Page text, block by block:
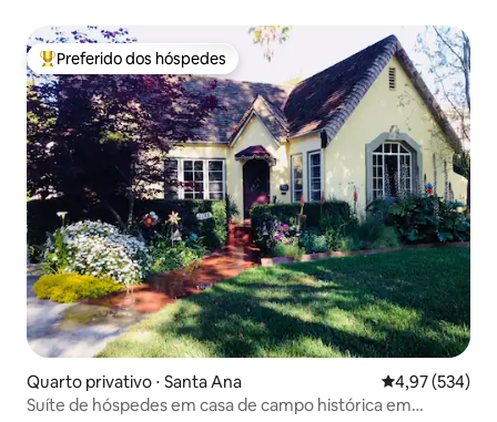
Entre os melhores preferidos dos hóspedes
Preferido dos hóspedes
Quarto privativo ⋅ Santa Ana 4,97 de uma
4,97 (534)
Suíte de hóspedes em casa de campo histórica em